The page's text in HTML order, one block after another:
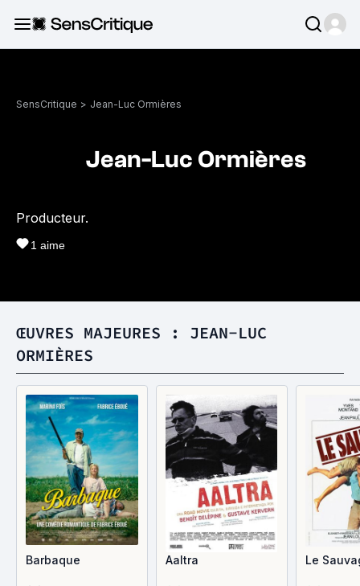
SensCritique > Jean-Luc Ormières
Jean-Luc Ormières
Producteur.
1 aime
ŒUVRES MAJEURES : JEAN-LUC
ORMIÈRES
Barbaque Aaltra Le